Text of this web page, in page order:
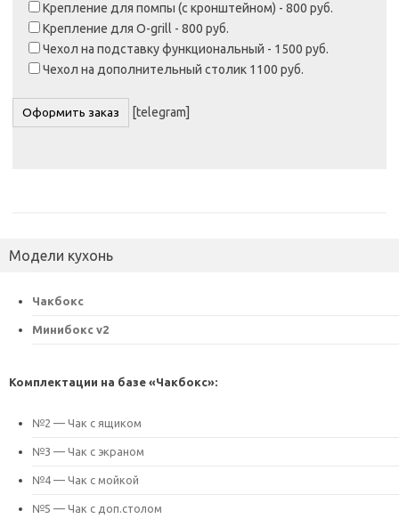
Крепление для помпы (с кронштейном) - 800 руб.
Крепление для O-grill - 800 руб.
Чехол на подставку функциональный - 1500 руб.
Чехол на дополнительный столик 1100 руб.
[telegram]
Модели кухонь
Чакбокс
Минибокс v2
Комплектации на базе «Чакбокс»:
№2 — Чак с ящиком
№3 — Чак с экраном
№4 — Чак с мойкой
№5 — Чак с доп.столом